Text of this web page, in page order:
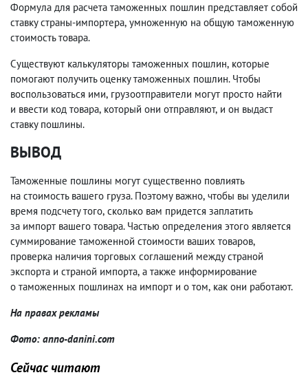
Формула для расчета таможенных пошлин представляет собой
ставку страны-импортера, умноженную на общую таможенную
стоимость товара.
Существуют калькуляторы таможенных пошлин, которые
помогают получить оценку таможенных пошлин. Чтобы
воспользоваться ими, грузоотправители могут просто найти
и ввести код товара, который они отправляют, и он выдаст
ставку пошлины.
ВЫВОД
Таможенные пошлины могут существенно повлиять
на стоимость вашего груза. Поэтому важно, чтобы вы уделили
время подсчету того, сколько вам придется заплатить
за импорт вашего товара. Частью определения этого является
суммирование таможенной стоимости ваших товаров,
проверка наличия торговых соглашений между страной
экспорта и страной импорта, а также информирование
о таможенных пошлинах на импорт и о том, как они работают.
На правах рекламы
Фото: anno-danini.com
Сейчас читают